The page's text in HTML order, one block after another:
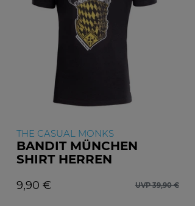
THE CASUAL MONKS
BANDIT MÜNCHEN
SHIRT HERREN
UVP 39,90 €
9,90 €